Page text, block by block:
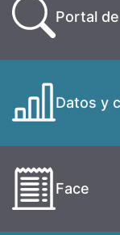
Portal
Datos y
Face